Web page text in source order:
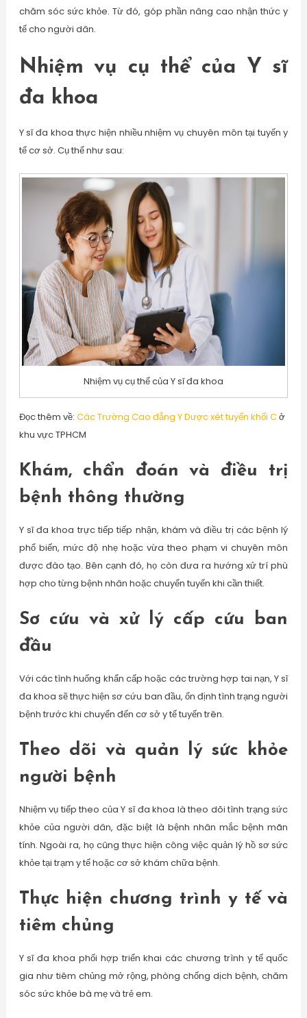
chăm sóc sức khỏe. Từ đó, góp phần nâng cao nhận thức y
tế cho người dân.
Nhiệm vụ cụ thể của Y sĩ
đa khoa
Y sĩ đa khoa thực hiện nhiều nhiệm vụ chuyên môn tại tuyến y
tế cơ sở. Cụ thể như sau:
Nhiệm vụ cụ thể của Y sĩ đa khoa
Đọc thêm về: Các Trường Cao đẳng Y Dược xét tuyển khối Cở
khu vực TPHCM
Khám, chẩn đoán và điều trị
bệnh thông thường
Y sĩ đa khoa trực tiếp tiếp nhận, khám và điều trị các bệnh lý
phổ biến, mức độ nhẹ hoặc vừa theo phạm vi chuyên môn
được đào tạo. Bên cạnh đó, họ còn đưa ra hướng xử trí phù
hợp cho từng bệnh nhân hoặc chuyển tuyến khi cần thiết.
Sơ cứu và xử lý cấp cứu ban
đầu
Với các tình huống khẩn cấp hoặc các trường hợp tai nạn, Y sĩ
đa khoa sẽ thực hiện sơ cứu ban đầu, ổn định tình trạng người
bệnh trước khi chuyển đến cơ sở y tế tuyến trên.
Theo dõi và quản lý sức khỏe
người bệnh
Nhiệm vụ tiếp theo của Y sĩ đa khoa là theo dõi tình trạng sức
khỏe của người dân, đặc biệt là bệnh nhân mắc bệnh mãn
tính. Ngoài ra, họ cũng thực hiện công việc quản lý hồ sơ sức
khỏe tại trạm y tế hoặc cơ sở khám chữa bệnh.
Thực hiện chương trình y tế và
tiêm chủng
Y sĩ đa khoa phối hợp triển khai các chương trình y tế quốc
gia như tiêm chủng mở rộng, phòng chống dịch bệnh, chăm
sóc sức khỏe bà mẹ và trẻ em.